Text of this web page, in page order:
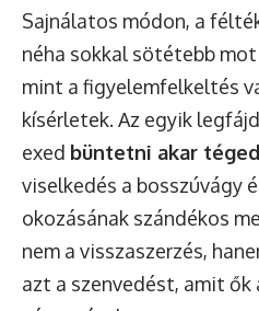
Sajnálatos módon, a
néha sokkal sötétebb
mint a figyelemfelkeltés
kísérletek. Az egyik
exed büntetni akar
viselkedés a bosszúvágy
okozásának szándékos
nem a visszaszerzés,
azt a szenvedést, amit